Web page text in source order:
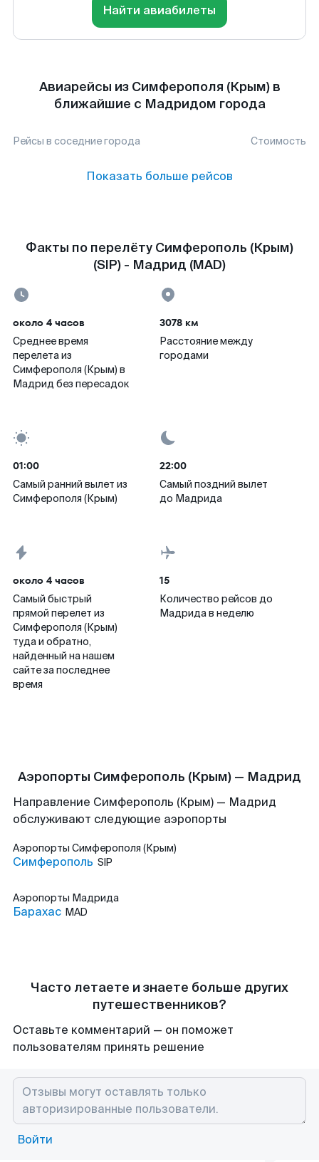
Найти авиабилеты
Авиарейсы из Симферополя (Крым) в
ближайшие с Мадридом города
Рейсы в соседние города Стоимость
Показать больше рейсов
Факты по перелёту Симферополь (Крым)
(SIP) - Мадрид (MAD)
около 4 часов
Среднее время
перелета из
Симферополя (Крым) в
Мадрид без пересадок
3078 км
Расстояние между
городами
01:00
Самый ранний вылет из
Симферополя (Крым)
22:00
Самый поздний вылет
до Мадрида
около 4 часов
Самый быстрый
прямой перелет из
Симферополя (Крым)
туда и обратно,
найденный на нашем
сайте за последнее
время
15
Количество рейсов до
Мадрида в неделю
Аэропорты Симферополь (Крым) — Мадрид
Направление Симферополь (Крым) — Мадрид
обслуживают следующие аэропорты
Аэропорты Симферополя (Крым)
Симферополь SIP
Аэропорты Мадрида
Барахас MAD
Часто летаете и знаете больше других
путешественников?
Оставьте комментарий — он поможет
пользователям принять решение
Войти